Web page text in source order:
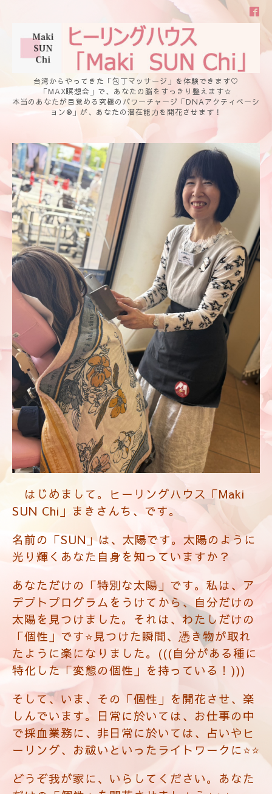
台湾からやってきた「包丁マッサージ」を体験できます♡
「MAX瞑想会」で、あなたの脳をすっきり整えます☆
本当のあなたが目覚める究極のパワーチャージ「DNAアクティベーシ
ョン®」が、あなたの潜在能力を開花させます！
はじめまして。ヒーリングハウス「Maki
SUN Chi」まきさんち、です。
名前の「SUN」は、太陽です。太陽のように
光り輝くあなた自身を知っていますか？
あなただけの「特別な太陽」です。私は、ア
デプトプログラムをうけてから、自分だけの
太陽を見つけました。それは、わたしだけの
「個性」です⭐️見つけた瞬間、憑き物が取れ
たように楽になりました。(((自分がある種に
特化した「変態の個性」を持っている！)))
そして、いま、その「個性」を開花させ、楽
しんでいます。日常に於いては、お仕事の中
で採血業務に、非日常に於いては、占いやヒ
ーリング、お祓いといったライトワークに⭐⭐
どうぞ我が家に、いらしてください。あなた
だけの「個性」を開花させましょう⭐️⭐️⭐️
いつもの日常が変わります。それは、あなた
ります。